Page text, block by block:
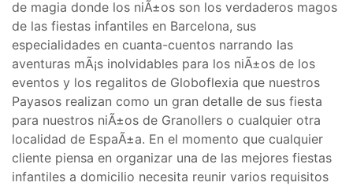
de magia donde los niÃ±os son los verdaderos magos
de las fiestas infantiles en Barcelona, sus
especialidades en cuanta-cuentos narrando las
aventuras mÃ¡s inolvidables para los niÃ±os de los
eventos y los regalitos de Globoflexia que nuestros
Payasos realizan como un gran detalle de sus fiesta
para nuestros niÃ±os de Granollers o cualquier otra
localidad de EspaÃ±a. En el momento que cualquier
cliente piensa en organizar una de las mejores fiestas
infantiles a domicilio necesita reunir varios requisitos